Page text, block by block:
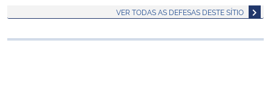
Ministério da Ciência, Tecnologia, Inovações e Comunicações
VER TODAS AS DEFESAS DESTE SÍTIO